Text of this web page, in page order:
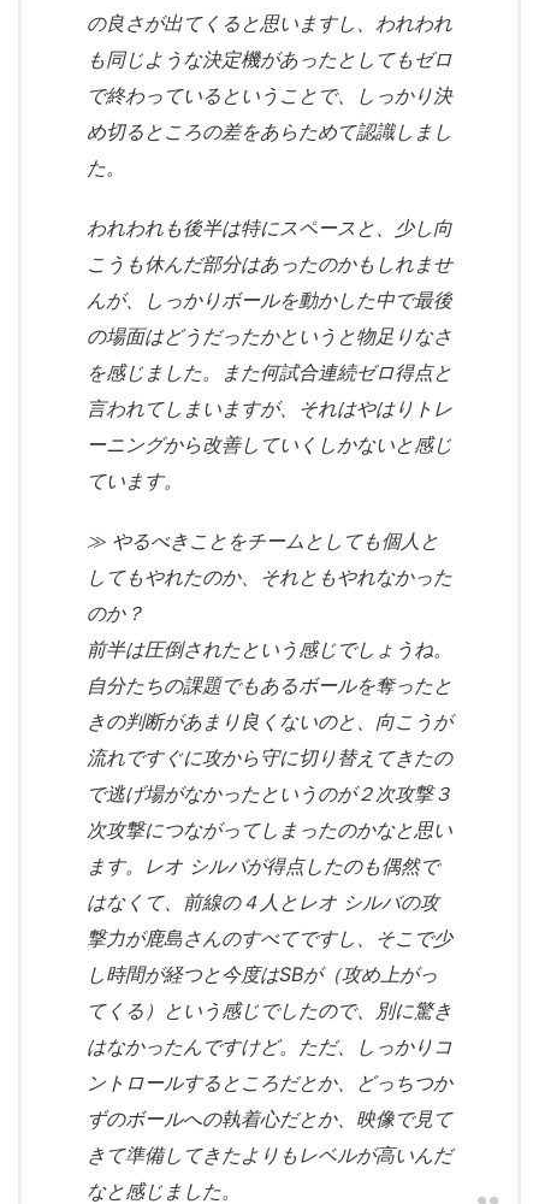
の良さが出てくると思いますし、われわれ
も同じような決定機があったとしてもゼロ
で終わっているということで、しっかり決
め切るところの差をあらためて認識しまし
た。
われわれも後半は特にスペースと、少し向
こうも休んだ部分はあったのかもしれませ
んが、しっかりボールを動かした中で最後
の場面はどうだったかというと物足りなさ
を感じました。また何試合連続ゼロ得点と
言われてしまいますが、それはやはりトレ
ーニングから改善していくしかないと感じ
ています。
≫ やるべきことをチームとしても個人と
してもやれたのか、それともやれなかった
のか？
前半は圧倒されたという感じでしょうね。
自分たちの課題でもあるボールを奪ったと
きの判断があまり良くないのと、向こうが
流れですぐに攻から守に切り替えてきたの
で逃げ場がなかったというのが２次攻撃３
次攻撃につながってしまったのかなと思い
ます。レオ シルバが得点したのも偶然で
はなくて、前線の４人とレオ シルバの攻
撃力が鹿島さんのすべてですし、そこで少
し時間が経つと今度はSBが（攻め上がっ
てくる）という感じでしたので、別に驚き
はなかったんですけど。ただ、しっかりコ
ントロールするところだとか、どっちつか
ずのボールへの執着心だとか、映像で見て
きて準備してきたよりもレベルが高いんだ
なと感じました。